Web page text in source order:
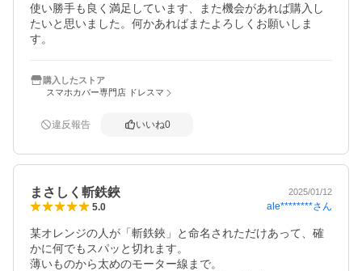
使い勝手も良く満足しています、また機会があれば購入し
たいと思いました。何かあればまたよろしくお願いしま
す。
購入したストア
スマホカバー専門店 ドレスマ
違反報告 いいね0
まさしく斬鉄鋏 2025/01/12
5.0 ale********さん
某オレンジの人が「斬鉄鋏」と命名されただけあって、確
かに何でもスパッと切れます。
薄いものから太めのモーター線まで。